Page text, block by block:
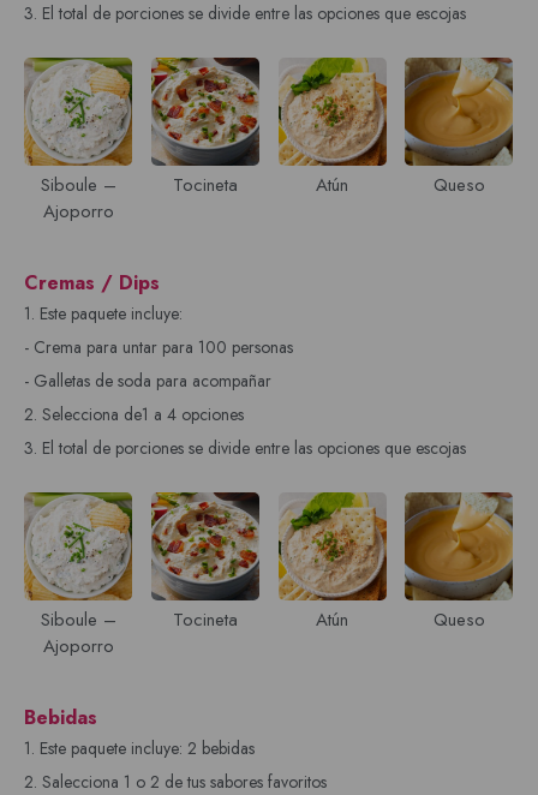
3. El total de porciones se divide entre las opciones que escojas
Siboule –
Ajoporro
Tocineta Atún Queso
Cremas / Dips
1. Este paquete incluye:
- Crema para untar para 100 personas
- Galletas de soda para acompañar
2. Selecciona de1 a 4 opciones
3. El total de porciones se divide entre las opciones que escojas
Siboule –
Ajoporro
Tocineta Atún Queso
Bebidas
1. Este paquete incluye: 2 bebidas
2. Salecciona 1 o 2 de tus sabores favoritos